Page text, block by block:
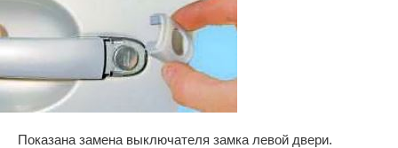
Показана замена выключателя замка левой двери.